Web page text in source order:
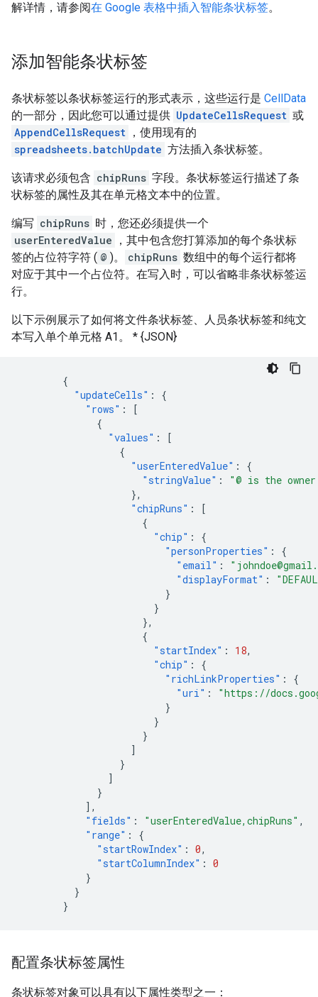
解详情，请参阅在 Google 表格中插入智能条状标签。
添加智能条状标签
条状标签以条状标签运行的形式表示，这些运行是 CellData
的一部分，因此您可以通过提供 UpdateCellsRequest 或
AppendCellsRequest ，使用现有的
spreadsheets.batchUpdate 方法插入条状标签。
该请求必须包含 chipRuns 字段。条状标签运行描述了条
状标签的属性及其在单元格文本中的位置。
编写 chipRuns 时，您还必须提供一个
userEnteredValue
，其中包含您打算添加的每个条状标
签的占位符字符 ( @ )。 chipRuns 数组中的每个运行都将
对应于其中一个占位符。在写入时，可以省略非条状标签运
行。
以下示例展示了如何将文件条状标签、人员条状标签和纯文
本写入单个单元格 A1。 * {JSON}
{
"updateCells" :
{
"rows" :
[
{
"values" :
[
{
"userEnteredValue" :
{
"stringValue" :
"@ is the
},
"chipRuns" :
[
{
"chip" :
{
"personProperties" :
{
"email" :
"displayFormat" :
}
}
},
{
"startIndex" : 18,
"chip" :
{
"richLinkProperties" :
{
"uri" :
"https://
}
}
}
]
}
]
}
],
"fields" : "userEnteredValue,chipRuns" ,
"range" :
{
"startRowIndex" : 0,
"startColumnIndex" : 0
}
}
}
配置条状标签属性
条状标签对象可以具有以下属性类型之一：